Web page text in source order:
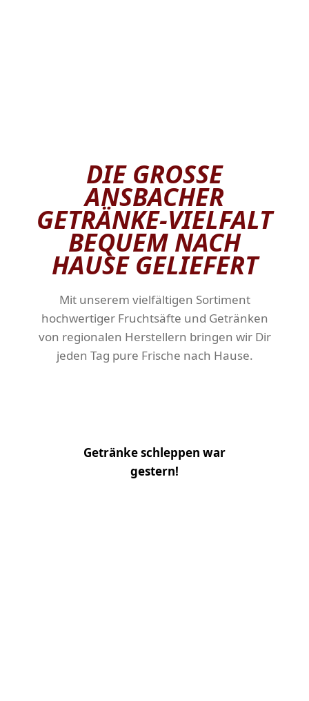
DIE GROSSE A
NSBACHER G
ETRÄNKE-VIELFALT B
EQUEM NACH H
AUSE GELIEFERT
Mit unserem vielfältigen Sortiment
hochwertiger Fruchtsäfte und Getränken
von regionalen Herstellern bringen wir Dir
jeden Tag pure Frische nach Hause.
Getränke schleppen war
gestern!